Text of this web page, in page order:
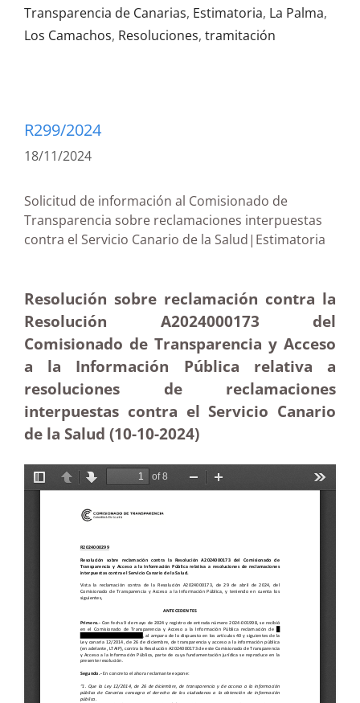
Transparencia de Canarias, Estimatoria, La Palma,
Los Camachos, Resoluciones, tramitación
R299/2024
18/11/2024
Solicitud de información al Comisionado de
Transparencia sobre reclamaciones interpuestas
contra el Servicio Canario de la Salud|Estimatoria
Resolución sobre reclamación contra la
Resolución A2024000173 del
Comisionado de Transparencia y Acceso
a la Información Pública relativa a
resoluciones de reclamaciones
interpuestas contra el Servicio Canario
de la Salud (10-10-2024)